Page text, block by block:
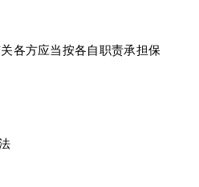
各方应当按各自职责承担保